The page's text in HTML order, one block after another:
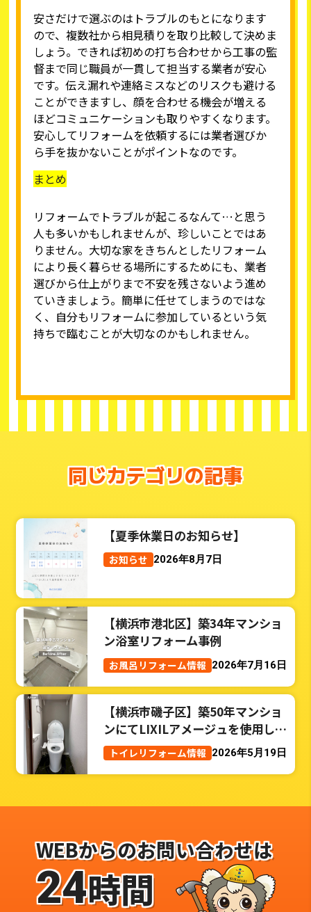
安さだけで選ぶのはトラブルのもとになります
ので、複数社から相見積りを取り比較して決めま
しょう。できれば初めの打ち合わせから工事の監
督まで同じ職員が一貫して担当する業者が安心
です。伝え漏れや連絡ミスなどのリスクも避ける
ことができますし、顔を合わせる機会が増える
ほどコミュニケーションも取りやすくなります。
安心してリフォームを依頼するには業者選びか
ら手を抜かないことがポイントなのです。
まとめ
リフォームでトラブルが起こるなんて…と思う
人も多いかもしれませんが、珍しいことではあ
りません。大切な家をきちんとしたリフォーム
により長く暮らせる場所にするためにも、業者
選びから仕上がりまで不安を残さないよう進め
ていきましょう。簡単に任せてしまうのではな
く、自分もリフォームに参加しているという気
持ちで臨むことが大切なのかもしれません。
同じカテゴリの記事
【夏季休業日のお知らせ】
お知らせ 2026年8月7日
【横浜市港北区】築34年マンショ
ン浴室リフォーム事例
お風呂リフォーム情報 2026年7月16日
【横浜市磯子区】築50年マンショ
ンにてLIXILアメージュを使用した
トイレリフォーム事例
トイレリフォーム情報 2026年5月19日
WEBからのお問い合わせは
24時間